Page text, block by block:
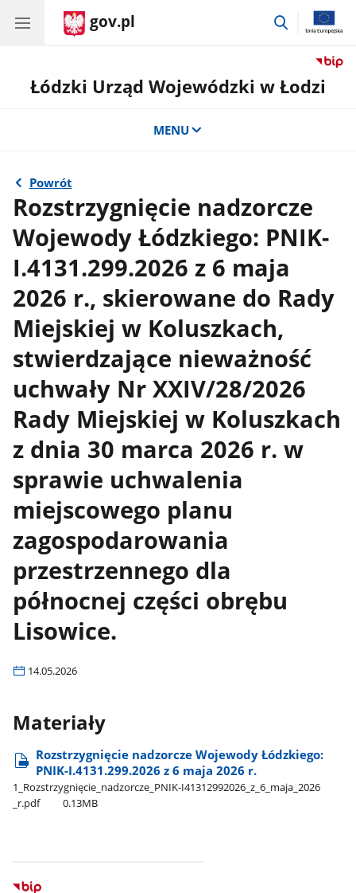
gov.pl
przejdź
Łódzki Urząd Wojewódzki w Łodzi
MENU
Powrót
Rozstrzygnięcie nadzorcze
Wojewody Łódzkiego: PNIK-
I.4131.299.2026 z 6 maja
2026 r., skierowane do Rady
Miejskiej w Koluszkach,
stwierdzające nieważność
uchwały Nr XXIV/28/2026
Rady Miejskiej w Koluszkach
z dnia 30 marca 2026 r. w
sprawie uchwalenia
miejscowego planu
zagospodarowania
przestrzennego dla
północnej części obrębu
Lisowice.
14.05.2026
Materiały
Rozstrzygnięcie nadzorcze Wojewody Łódzkiego:
PNIK-I.4131.299.2026 z 6 maja 2026 r.
1​_Rozstrzygnięcie​_nadzorcze​_PNIK-I41312992026​_z​_6​_maja​_2026​
_r.pdf
0.13MB